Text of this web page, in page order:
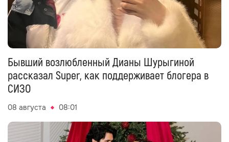
Бывший возлюбленный Дианы Шурыгиной
рассказал Super, как поддерживает блогера в
СИЗО
08 августа 08:01